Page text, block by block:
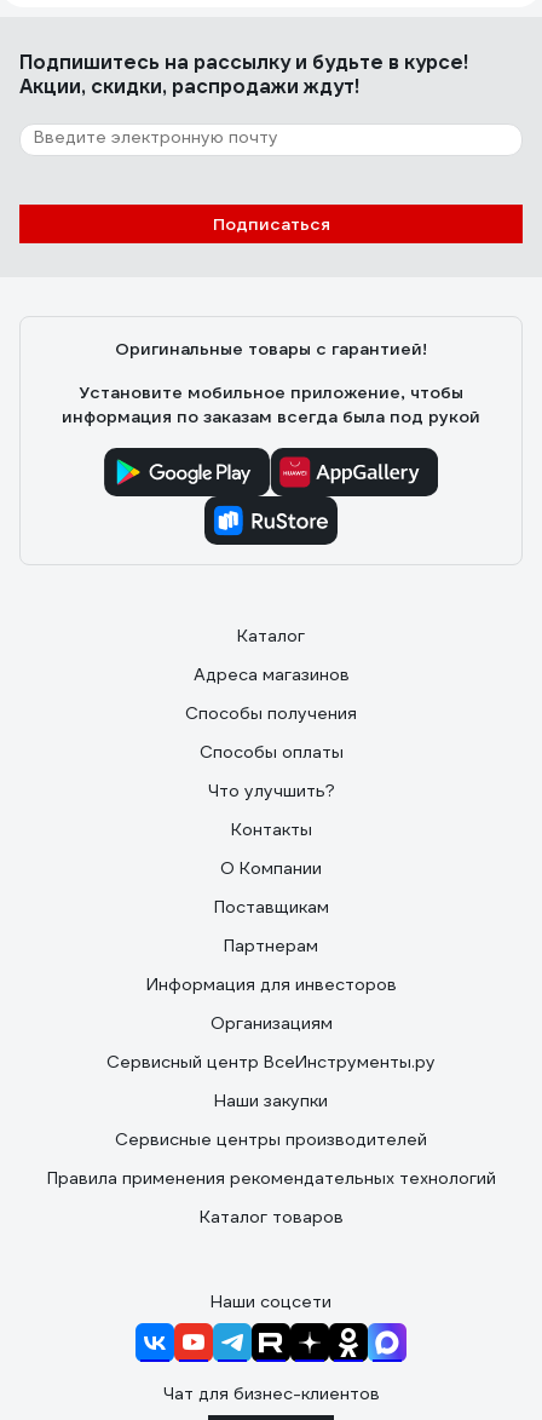
Подпишитесь на рассылкуи будьте в курсе!
Акции, скидки, распродажи ждут!
Подписаться
Оригинальные товары с гарантией!
Установите мобильное приложение, чтобы
информация по заказам всегда была под рукой
Каталог
Адреса магазинов
Способы получения
Способы оплаты
Что улучшить?
Контакты
О Компании
Поставщикам
Партнерам
Информация для инвесторов
Организациям
Сервисный центр ВсеИнструменты.ру
Наши закупки
Сервисные центры производителей
Правила применения рекомендательных технологий
Каталог товаров
Наши соцсети
Чат для бизнес-клиентов